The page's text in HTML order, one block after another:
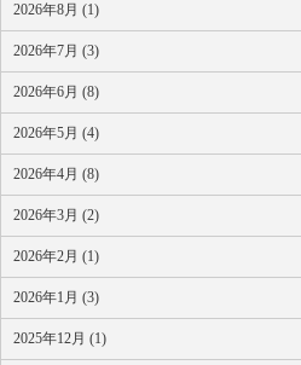
2026年8月 (1)
2026年7月 (3)
2026年6月 (8)
2026年5月 (4)
2026年4月 (8)
2026年3月 (2)
2026年2月 (1)
2026年1月 (3)
2025年12月 (1)